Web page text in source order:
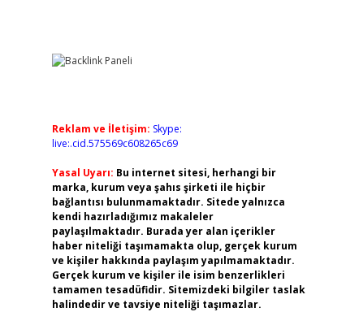
Reklam ve İletişim: Skype:
live:.cid.575569c608265c69
Yasal Uyarı: Bu internet sitesi, herhangi bir
marka, kurum veya şahıs şirketi ile hiçbir
bağlantısı bulunmamaktadır. Sitede yalnızca
kendi hazırladığımız makaleler
paylaşılmaktadır. Burada yer alan içerikler
haber niteliği taşımamakta olup, gerçek kurum
ve kişiler hakkında paylaşım yapılmamaktadır.
Gerçek kurum ve kişiler ile isim benzerlikleri
tamamen tesadüfidir. Sitemizdeki bilgiler taslak
halindedir ve tavsiye niteliği taşımazlar.